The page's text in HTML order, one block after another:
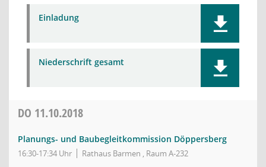
Einladung
Niederschrift gesamt
DO 11.10.2018
Planungs- und Baubegleitkommission Döppersberg
16:30-17:34 Uhr Rathaus Barmen , Raum A-232